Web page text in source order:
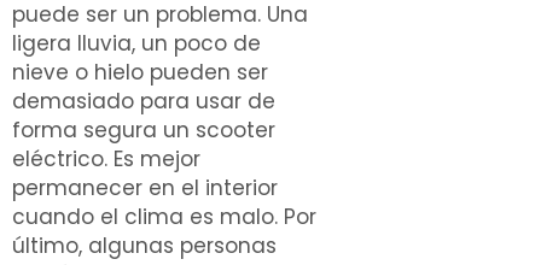
puede ser un problema. Una
ligera lluvia, un poco de
nieve o hielo pueden ser
demasiado para usar de
forma segura un scooter
eléctrico. Es mejor
permanecer en el interior
cuando el clima es malo. Por
último, algunas personas